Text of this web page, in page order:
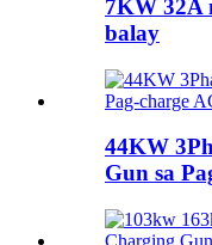
7KW 32A
balay
44KW
Gun sa